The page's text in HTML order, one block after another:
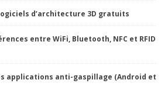
d’architecture 3D gratuits
entre WiFi, Bluetooth, NFC et RFID
applications anti-gaspillage (Android et